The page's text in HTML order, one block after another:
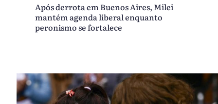
Após derrota em Buenos Aires, Milei
mantém agenda liberal enquanto
peronismo se fortalece